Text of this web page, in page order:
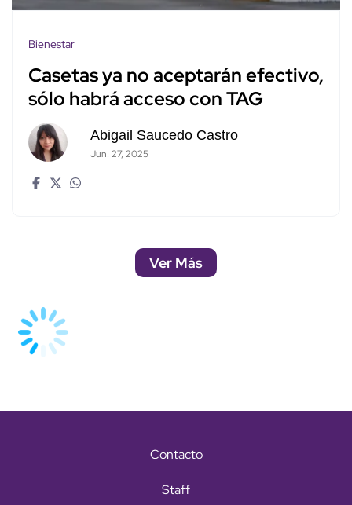
Bienestar
Casetas ya no aceptarán efectivo,
sólo habrá acceso con TAG
Abigail Saucedo Castro
Jun. 27, 2025
Ver Más
Contacto
Staff